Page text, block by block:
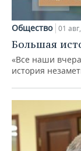
Общество 01
Большая
«Все наши
история